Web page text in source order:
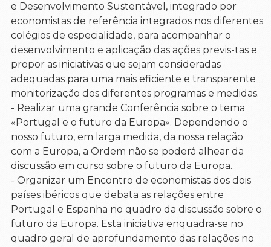
e Desenvolvimento Sustentável, integrado por
economistas de referência integrados nos diferentes
colégios de especialidade, para acompanhar o
desenvolvimento e aplicação das ações previs-tas e
propor as iniciativas que sejam consideradas
adequadas para uma mais eficiente e transparente
monitorização dos diferentes programas e medidas.
- Realizar uma grande Conferência sobre o tema
«Portugal e o futuro da Europa». Dependendo o
nosso futuro, em larga medida, da nossa relação
com a Europa, a Ordem não se poderá alhear da
discussão em curso sobre o futuro da Europa.
- Organizar um Encontro de economistas dos dois
países ibéricos que debata as relações entre
Portugal e Espanha no quadro da discussão sobre o
futuro da Europa. Esta iniciativa enquadra-se no
quadro geral de aprofundamento das relações no